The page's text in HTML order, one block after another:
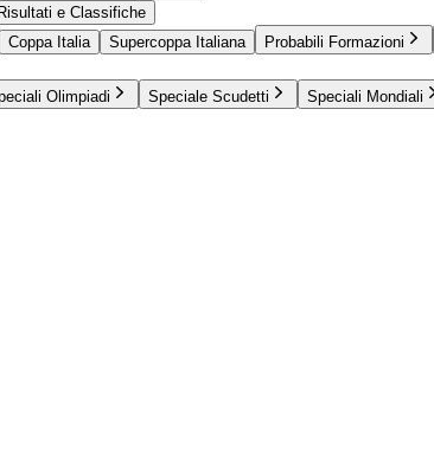
Risultati e Classifiche
Coppa Italia Supercoppa Italiana Probabili Formazioni
Olimpiadi Speciale Scudetti Speciali Mondiali